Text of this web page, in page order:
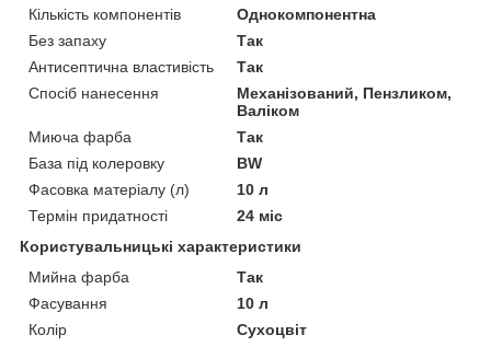
Кількість компонентів
Однокомпонентна
Без запаху
Так
Антисептична властивість
Так
Спосіб нанесення
Механізований, Пензликом,
Валіком
Миюча фарба
Так
База під колеровку
BW
Фасовка матеріалу (л)
10 л
Термін придатності
24 міс
Користувальницькі характеристики
Мийна фарба
Так
Фасування
10 л
Колір
Сухоцвіт